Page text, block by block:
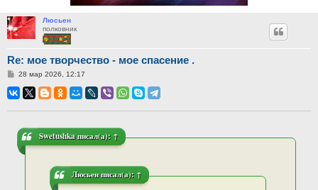
Люсьен
полковник
Re: мое творчество - мое спасение .
Сообщение
28 мар 2026, 12:17
Swetushkaписал(а): ↑
Люсьенписал(а): ↑